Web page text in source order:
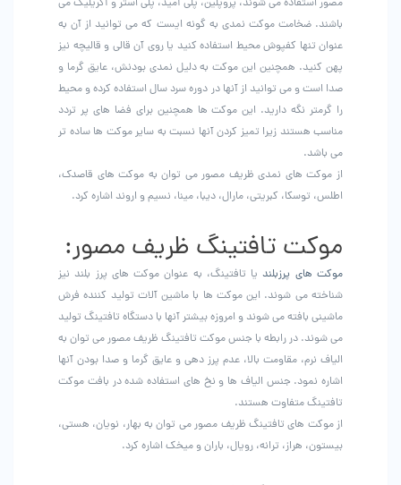
مصور استفاده می شوند، پروپلین، پلی آمید، پلی استر و آکریلیک می
باشند. ضخامت موکت نمدی به گونه ایست که می توانید از آن به
عنوان تنها کفپوش محیط استفاده کنید یا روی آن قالی و قالیچه نیز
پهن کنید. همچنین این موکت به دلیل نمدی بودنش، عایق گرما و
صدا است و می توانید از آنها در دوره سرد سال استفاده کرده و محیط
را گرمتر نگه دارید. این موکت ها همچنین برای فضا های پر تردد
مناسب هستند زیرا تمیز کردن آنها نسبت به سایر موکت ها ساده تر
می باشد.
از موکت های نمدی ظریف مصور می توان به موکت های قاصدک،
اطلس، توسکا، کبریتی، مارال، دیبا، مینا، نسیم و اروند اشاره کرد.
موکت تافتینگ ظریف مصور:
موکت های پرزبلندیا تافتینگ، به عنوان موکت های پرز بلند نیز
شناخته می شوند. این موکت ها با ماشین آلات تولید کننده فرش
ماشینی بافته می شوند و امروزه بیشتر آنها با دستگاه تافتینگ تولید
می شوند‌. در رابطه با جنس موکت تافتینگ ظریف مصور می توان به
الیاف نرم، مقاومت بالا، عدم پرز دهی و عایق گرما و صدا بودن آنها
اشاره نمود. جنس الیاف ها و نخ های استفاده شده در بافت موکت
تافتینگ متفاوت هستند.
از موکت های تافتینگ ظریف مصور می توان به بهار، نویان، هستی،
بیستون، هراز، ترانه، رویال، باران و میخک اشاره کرد.